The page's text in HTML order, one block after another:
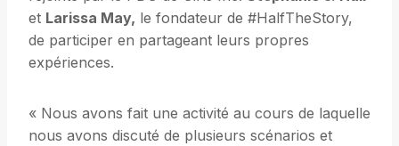
et Larissa May, le fondateur de #HalfTheStory,
de participer en partageant leurs propres
expériences.
« Nous avons fait une activité au cours de laquelle
nous avons discuté de plusieurs scénarios et